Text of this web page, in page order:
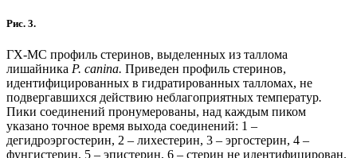
Рис. 3.
ГХ-МС профиль стеринов, выделенных из таллома
лишайника P. canina. Приведен профиль стеринов,
идентифицированных в гидратированных талломах, не
подвергавшихся действию неблагоприятных температур.
Пики соединений пронумерованы, над каждым пиком
указано точное время выхода соединений: 1 –
дегидроэргостерин, 2 – лихестерин, 3 – эргостерин, 4 –
фунгистерин, 5 – эпистерин, 6 – стерин не идентифицирован.